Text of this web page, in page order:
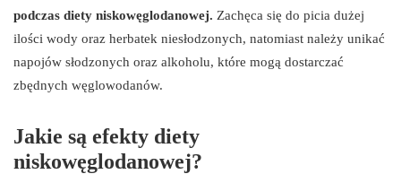
podczas diety niskowęglodanowej. Zachęca się do picia dużej
ilości wody oraz herbatek niesłodzonych, natomiast należy unikać
napojów słodzonych oraz alkoholu, które mogą dostarczać
zbędnych węglowodanów.
Jakie są efekty diety
niskowęglodanowej?